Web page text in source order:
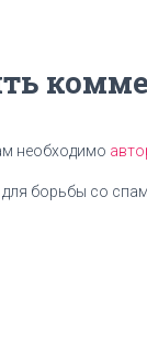
необходимо
борьбы со